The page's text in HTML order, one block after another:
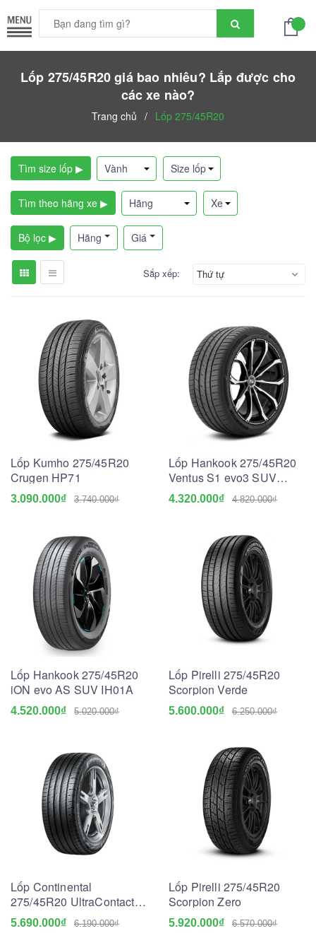
Lốp 275/45R20 giá bao nhiêu? Lắp được cho
các xe nào?
Trang chủ / Lốp 275/45R20
Tìm size lốp ▶
Tìm theo hãng xe ▶
Bộ lọc ▶ Hãng Giá
Sắp xếp: Thứ tự
Lốp Kumho 275/45R20
Crugen HP71
3.090.000₫ 3.740.000₫
Lốp Hankook 275/45R20
Ventus S1 evo3 SUV
K127A
4.320.000₫ 4.820.000₫
Lốp Hankook 275/45R20
iON evo AS SUV IH01A
4.520.000₫ 5.020.000₫
Lốp Pirelli 275/45R20
Scorpion Verde
5.600.000₫ 6.250.000₫
Lốp Continental
275/45R20 UltraContact
UC6 SUV
5.690.000₫ 6.190.000₫
Lốp Pirelli 275/45R20
Scorpion Zero
5.920.000₫ 6.570.000₫